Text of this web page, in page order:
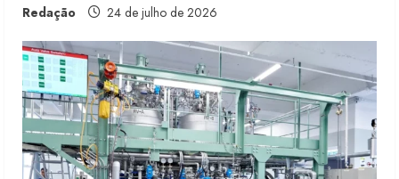
Redação 24 de julho de 2026
2
Renata Caixeta assume Movimento
Sou de Algodão
5 de agosto de 2026